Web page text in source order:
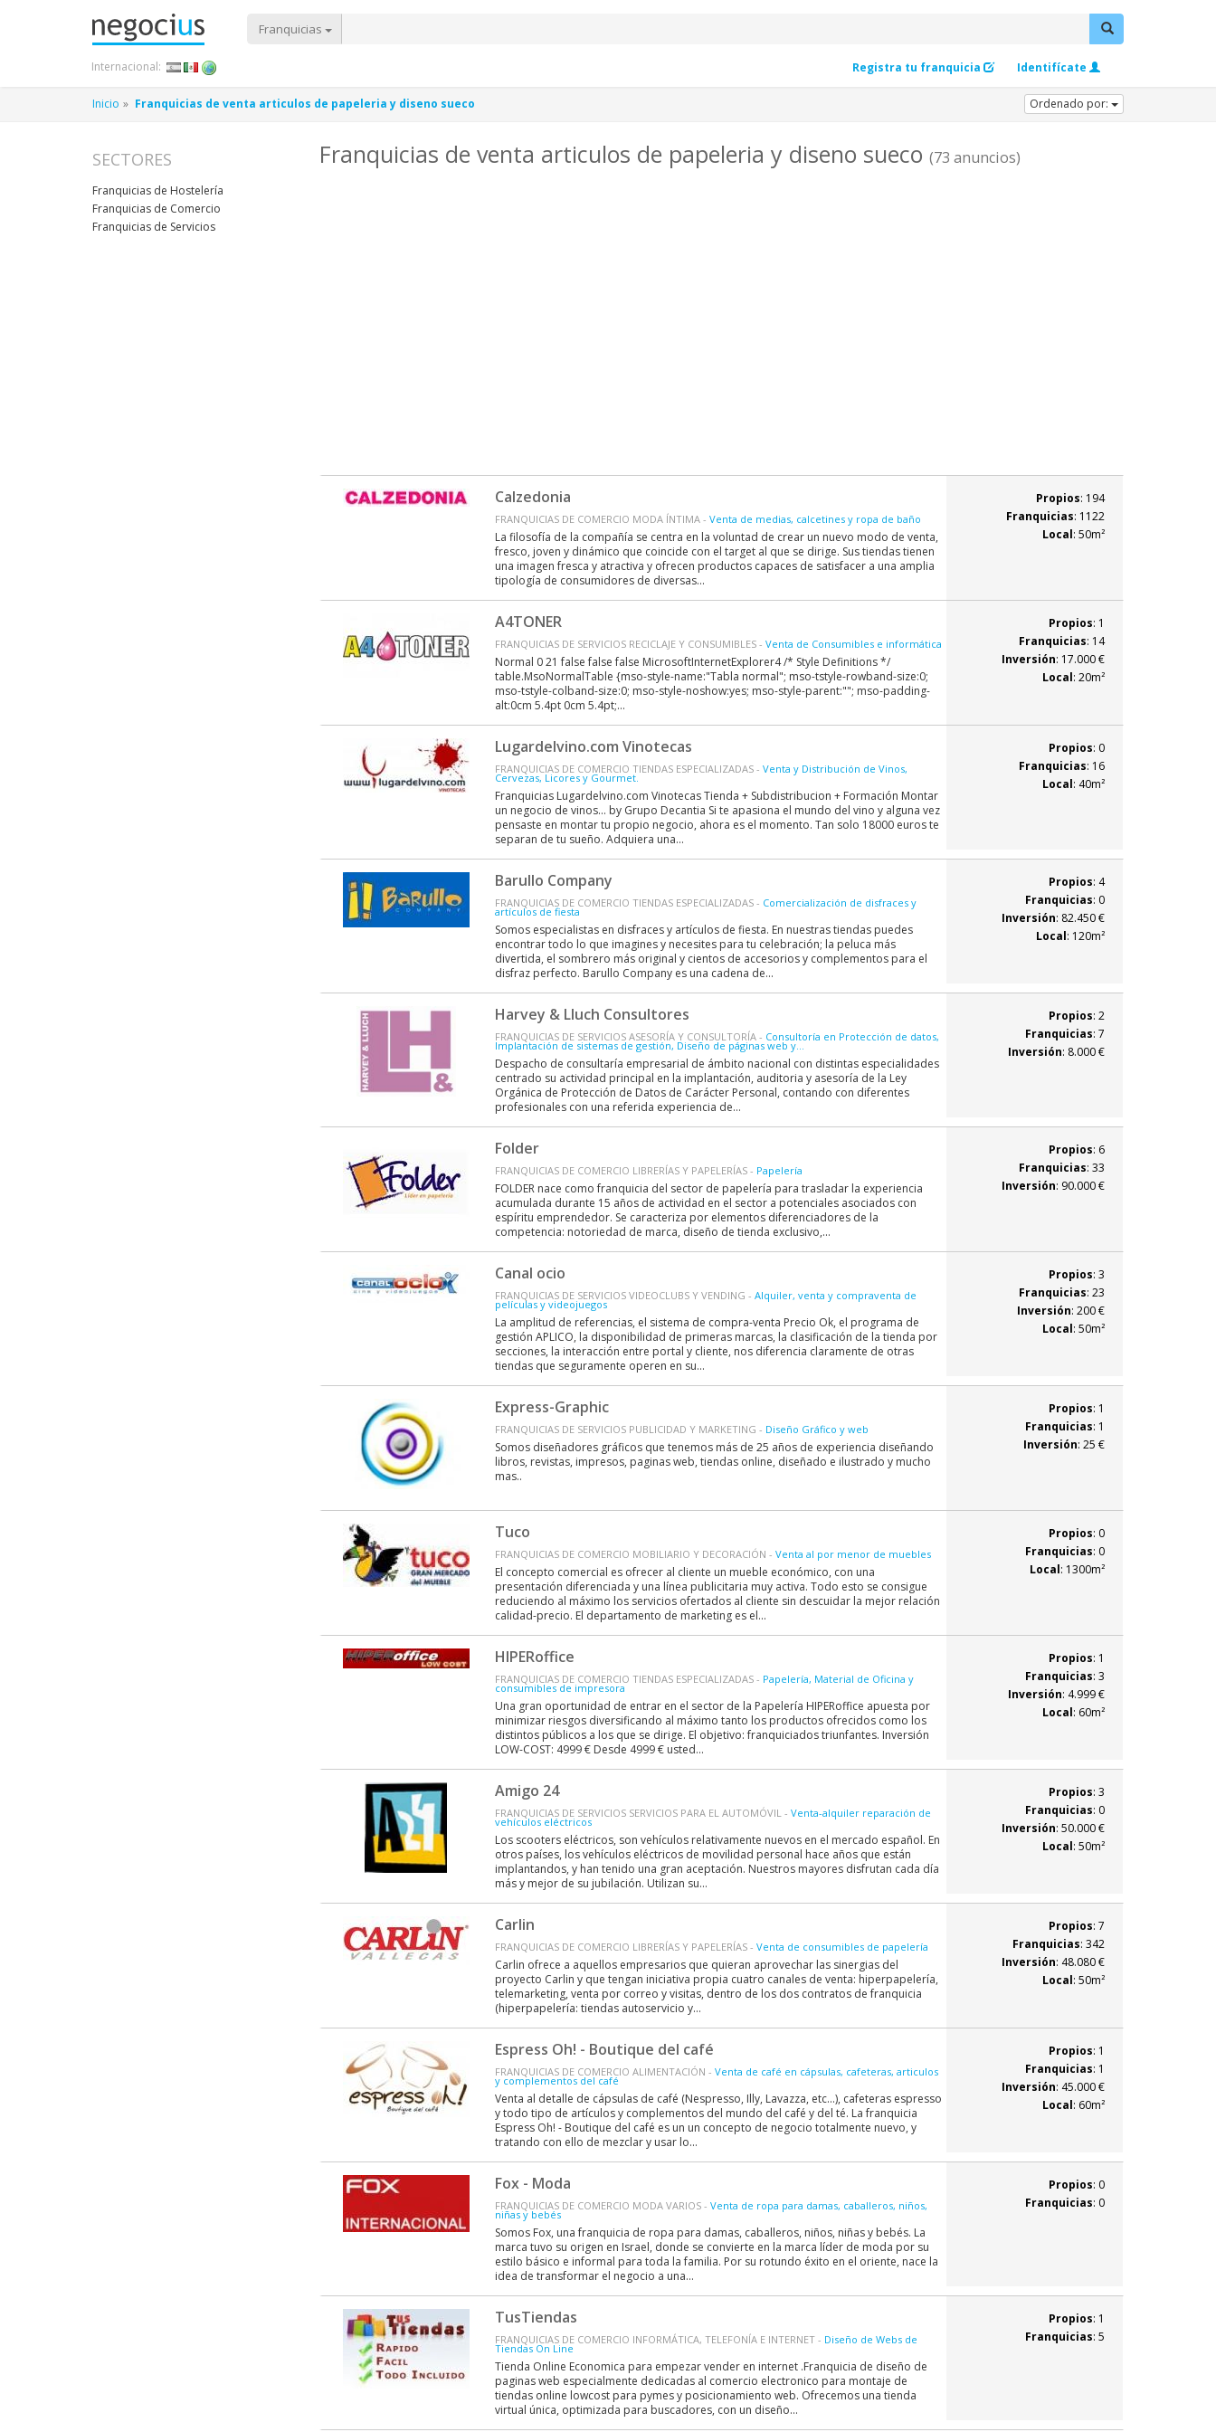
Franquicias
Registra tu franquicia Identifícate
Internacional:
Inicio Franquicias de venta articulos de papeleria y diseno sueco Ordenado por:
Franquicias de venta articulos de papeleria y diseno sueco (73 anuncios)
Calzedonia
FRANQUICIAS DE COMERCIO MODA ÍNTIMA - Venta de medias, calcetines y ropa de baño
La filosofía de la compañía se centra en la voluntad de crear un nuevo modo de venta,
fresco, joven y dinámico que coincide con el target al que se dirige. Sus tiendas tienen
una imagen fresca y atractiva y ofrecen productos capaces de satisfacer a una amplia
tipología de consumidores de diversas...
Propios: 194
Franquicias: 1122
Local: 50m²
A4TONER
FRANQUICIAS DE SERVICIOS RECICLAJE Y CONSUMIBLES - Venta de Consumibles e informática
Normal 0 21 false false false MicrosoftInternetExplorer4 /* Style Definitions */
table.MsoNormalTable {mso-style-name:"Tabla normal"; mso-tstyle-rowband-size:0;
mso-tstyle-colband-size:0; mso-style-noshow:yes; mso-style-parent:""; mso-padding-
alt:0cm 5.4pt 0cm 5.4pt;...
Propios: 1
Franquicias: 14
Inversión: 17.000 €
Local: 20m²
Lugardelvino.com Vinotecas
FRANQUICIAS DE COMERCIO TIENDAS ESPECIALIZADAS - Venta y Distribución de Vinos,
Cervezas, Licores y Gourmet.
Franquicias Lugardelvino.com Vinotecas Tienda + Subdistribucion + Formación Montar
un negocio de vinos... by Grupo Decantia Si te apasiona el mundo del vino y alguna vez
pensaste en montar tu propio negocio, ahora es el momento. Tan solo 18000 euros te
separan de tu sueño. Adquiera una...
Propios: 0
Franquicias: 16
Local: 40m²
Barullo Company
FRANQUICIAS DE COMERCIO TIENDAS ESPECIALIZADAS - Comercialización de disfraces y
artículos de fiesta
Somos especialistas en disfraces y artículos de fiesta. En nuestras tiendas puedes
encontrar todo lo que imagines y necesites para tu celebración; la peluca más
divertida, el sombrero más original y cientos de accesorios y complementos para el
disfraz perfecto. Barullo Company es una cadena de...
Propios: 4
Franquicias: 0
Inversión: 82.450 €
Local: 120m²
Harvey & Lluch Consultores
FRANQUICIAS DE SERVICIOS ASESORÍA Y CONSULTORÍA - Consultoría en Protección de datos,
Implantación de sistemas de gestión, Diseño de páginas web y...
Despacho de consultaría empresarial de ámbito nacional con distintas especialidades
centrado su actividad principal en la implantación, auditoria y asesoría de la Ley
Orgánica de Protección de Datos de Carácter Personal, contando con diferentes
profesionales con una referida experiencia de...
Propios: 2
Franquicias: 7
Inversión: 8.000 €
Folder
FRANQUICIAS DE COMERCIO LIBRERÍAS Y PAPELERÍAS - Papelería
FOLDER nace como franquicia del sector de papelería para trasladar la experiencia
acumulada durante 15 años de actividad en el sector a potenciales asociados con
espíritu emprendedor. Se caracteriza por elementos diferenciadores de la
competencia: notoriedad de marca, diseño de tienda exclusivo,...
Propios: 6
Franquicias: 33
Inversión: 90.000 €
Canal ocio
FRANQUICIAS DE SERVICIOS VIDEOCLUBS Y VENDING - Alquiler, venta y compraventa de
películas y videojuegos
La amplitud de referencias, el sistema de compra-venta Precio Ok, el programa de
gestión APLICO, la disponibilidad de primeras marcas, la clasificación de la tienda por
secciones, la interacción entre portal y cliente, nos diferencia claramente de otras
tiendas que seguramente operen en su...
Propios: 3
Franquicias: 23
Inversión: 200 €
Local: 50m²
Express-Graphic
FRANQUICIAS DE SERVICIOS PUBLICIDAD Y MARKETING - Diseño Gráfico y web
Somos diseñadores gráficos que tenemos más de 25 años de experiencia diseñando
libros, revistas, impresos, paginas web, tiendas online, diseñado e ilustrado y mucho
mas..
Propios: 1
Franquicias: 1
Inversión: 25 €
Tuco
FRANQUICIAS DE COMERCIO MOBILIARIO Y DECORACIÓN - Venta al por menor de muebles
El concepto comercial es ofrecer al cliente un mueble económico, con una
presentación diferenciada y una línea publicitaria muy activa. Todo esto se consigue
reduciendo al máximo los servicios ofertados al cliente sin descuidar la mejor relación
calidad-precio. El departamento de marketing es el...
Propios: 0
Franquicias: 0
Local: 1300m²
HIPERoffice
FRANQUICIAS DE COMERCIO TIENDAS ESPECIALIZADAS - Papelería, Material de Oficina y
consumibles de impresora
Una gran oportunidad de entrar en el sector de la Papelería HIPERoffice apuesta por
minimizar riesgos diversificando al máximo tanto los productos ofrecidos como los
distintos públicos a los que se dirige. El objetivo: franquiciados triunfantes. Inversión
LOW-COST: 4999 € Desde 4999 € usted...
Propios: 1
Franquicias: 3
Inversión: 4.999 €
Local: 60m²
Amigo 24
FRANQUICIAS DE SERVICIOS SERVICIOS PARA EL AUTOMÓVIL - Venta-alquiler reparación de
vehículos eléctricos
Los scooters eléctricos, son vehículos relativamente nuevos en el mercado español. En
otros países, los vehículos eléctricos de movilidad personal hace años que están
implantandos, y han tenido una gran aceptación. Nuestros mayores disfrutan cada día
más y mejor de su jubilación. Utilizan su...
Propios: 3
Franquicias: 0
Inversión: 50.000 €
Local: 50m²
Carlin
FRANQUICIAS DE COMERCIO LIBRERÍAS Y PAPELERÍAS - Venta de consumibles de papelería
Carlin ofrece a aquellos empresarios que quieran aprovechar las sinergias del
proyecto Carlin y que tengan iniciativa propia cuatro canales de venta: hiperpapelería,
telemarketing, venta por correo y visitas, dentro de los dos contratos de franquicia
(hiperpapelería: tiendas autoservicio y...
Propios: 7
Franquicias: 342
Inversión: 48.080 €
Local: 50m²
Espress Oh! - Boutique del café
FRANQUICIAS DE COMERCIO ALIMENTACIÓN - Venta de café en cápsulas, cafeteras, articulos
y complementos del café
Venta al detalle de cápsulas de café (Nespresso, Illy, Lavazza, etc...), cafeteras espresso
y todo tipo de artículos y complementos del mundo del café y del té. La franquicia
Espress Oh! - Boutique del café es un un concepto de negocio totalmente nuevo, y
tratando con ello de mezclar y usar lo...
Propios: 1
Franquicias: 1
Inversión: 45.000 €
Local: 60m²
Fox - Moda
FRANQUICIAS DE COMERCIO MODA VARIOS - Venta de ropa para damas, caballeros, niños,
niñas y bebés
Somos Fox, una franquicia de ropa para damas, caballeros, niños, niñas y bebés. La
marca tuvo su origen en Israel, donde se convierte en la marca líder de moda por su
estilo básico e informal para toda la familia. Por su rotundo éxito en el oriente, nace la
idea de transformar el negocio a una...
Propios: 0
Franquicias: 0
TusTiendas
FRANQUICIAS DE COMERCIO INFORMÁTICA, TELEFONÍA E INTERNET - Diseño de Webs de
Tiendas On Line
Tienda Online Economica para empezar vender en internet .Franquicia de diseño de
paginas web especialmente dedicadas al comercio electronico para montaje de
tiendas online lowcost para pymes y posicionamiento web. Ofrecemos una tienda
virtual única, optimizada para buscadores, con un diseño...
Propios: 1
Franquicias: 5
SECTORES
Franquicias de Hostelería
Franquicias de Comercio
Franquicias de Servicios